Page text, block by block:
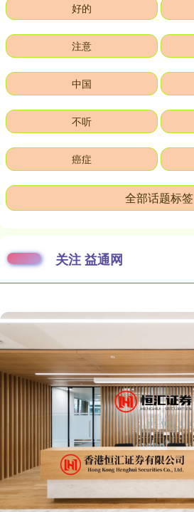
好的
注意
中国
不听
癌症
全部话题标签
关注 益通网